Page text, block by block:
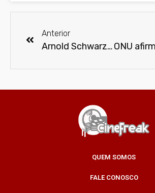
Anterior
Arnold Schwarzenegger visita joalheria PANDORA no Rio de Janeiro
QUEM SOMOS
FALE CONOSCO